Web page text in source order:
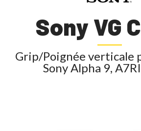
Sony VG
Grip/Poignée verticale
Sony Alpha 9,